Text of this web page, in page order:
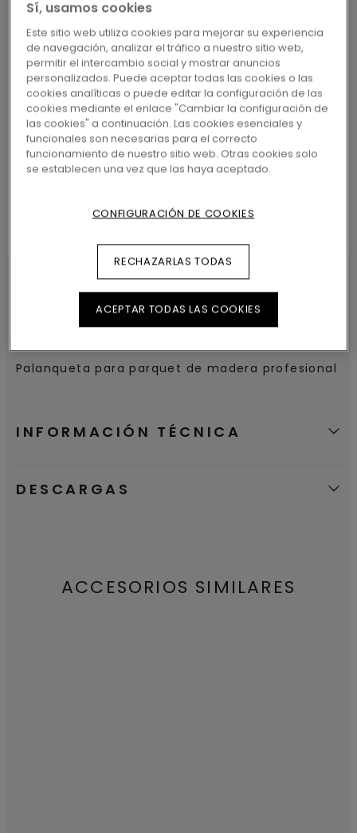
MÁS CERCANO
BUSCAR
CARACTERÍSTICAS DEL
PRODUCTO
Palanqueta para parquet de madera profesional
INFORMACIÓN TÉCNICA
DESCARGAS
ACCESORIOS SIMILARES
Sí, usamos cookies
Este sitio web utiliza cookies para mejorar su experiencia
de navegación, analizar el tráfico a nuestro sitio web,
permitir el intercambio social y mostrar anuncios
personalizados. Puede aceptar todas las cookies o las
cookies analíticas o puede editar la configuración de las
cookies mediante el enlace "Cambiar la configuración de
las cookies" a continuación. Las cookies esenciales y
funcionales son necesarias para el correcto
funcionamiento de nuestro sitio web. Otras cookies solo
se establecen una vez que las haya aceptado.
CONFIGURACIÓN DE COOKIES
RECHAZARLAS TODAS
ACEPTAR TODAS LAS COOKIES